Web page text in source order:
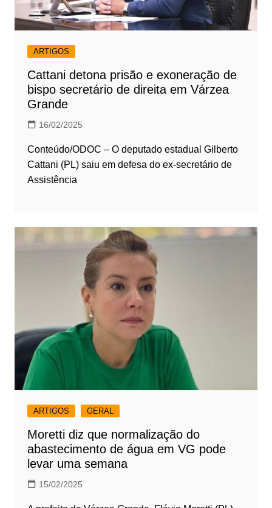
ARTIGOS
Cattani detona prisão e exoneração de
bispo secretário de direita em Várzea
Grande
16/02/2025
Conteúdo/ODOC – O deputado estadual Gilberto
Cattani (PL) saiu em defesa do ex-secretário de
Assistência
ARTIGOS GERAL
Moretti diz que normalização do
abastecimento de água em VG pode
levar uma semana
15/02/2025